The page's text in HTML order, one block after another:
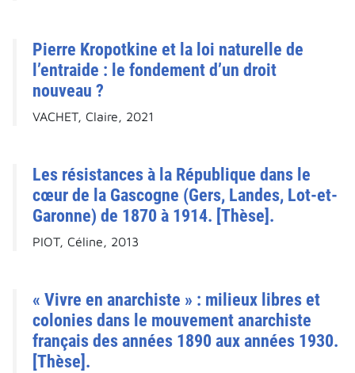
Pierre Kropotkine et la loi naturelle de
l’entraide : le fondement d’un droit
nouveau ?
VACHET, Claire, 2021
Les résistances à la République dans le
cœur de la Gascogne (Gers, Landes, Lot-et-
Garonne) de 1870 à 1914. [Thèse].
PIOT, Céline, 2013
« Vivre en anarchiste » : milieux libres et
colonies dans le mouvement anarchiste
français des années 1890 aux années 1930.
[Thèse].